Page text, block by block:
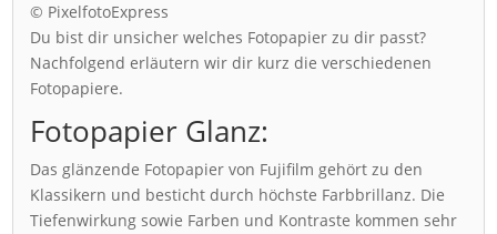
© PixelfotoExpress
Du bist dir unsicher welches Fotopapier zu dir passt?
Nachfolgend erläutern wir dir kurz die verschiedenen
Fotopapiere.
Fotopapier Glanz:
Das glänzende Fotopapier von Fujifilm gehört zu den
Klassikern und besticht durch höchste Farbbrillanz. Die
Tiefenwirkung sowie Farben und Kontraste kommen sehr